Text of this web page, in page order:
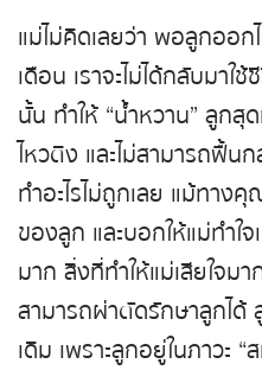
แม่ไม่คิดเลยว่า พอลูกออก
เดือน เราจะไม่ได้กลับมา
นั้น ทำให้ “น้ำหวาน” ลูก
ไหวติง และไม่สามารถฟื้
ทำอะไรไม่ถูกเลย แม้ทาง
ของลูก และบอกให้แม่ทำใ
มาก สิ่งที่ทำให้แม่เสียใจ
สามารถผ่าตัดรักษาลูกได้
เดิม เพราะลูกอยู่ในภาวะ